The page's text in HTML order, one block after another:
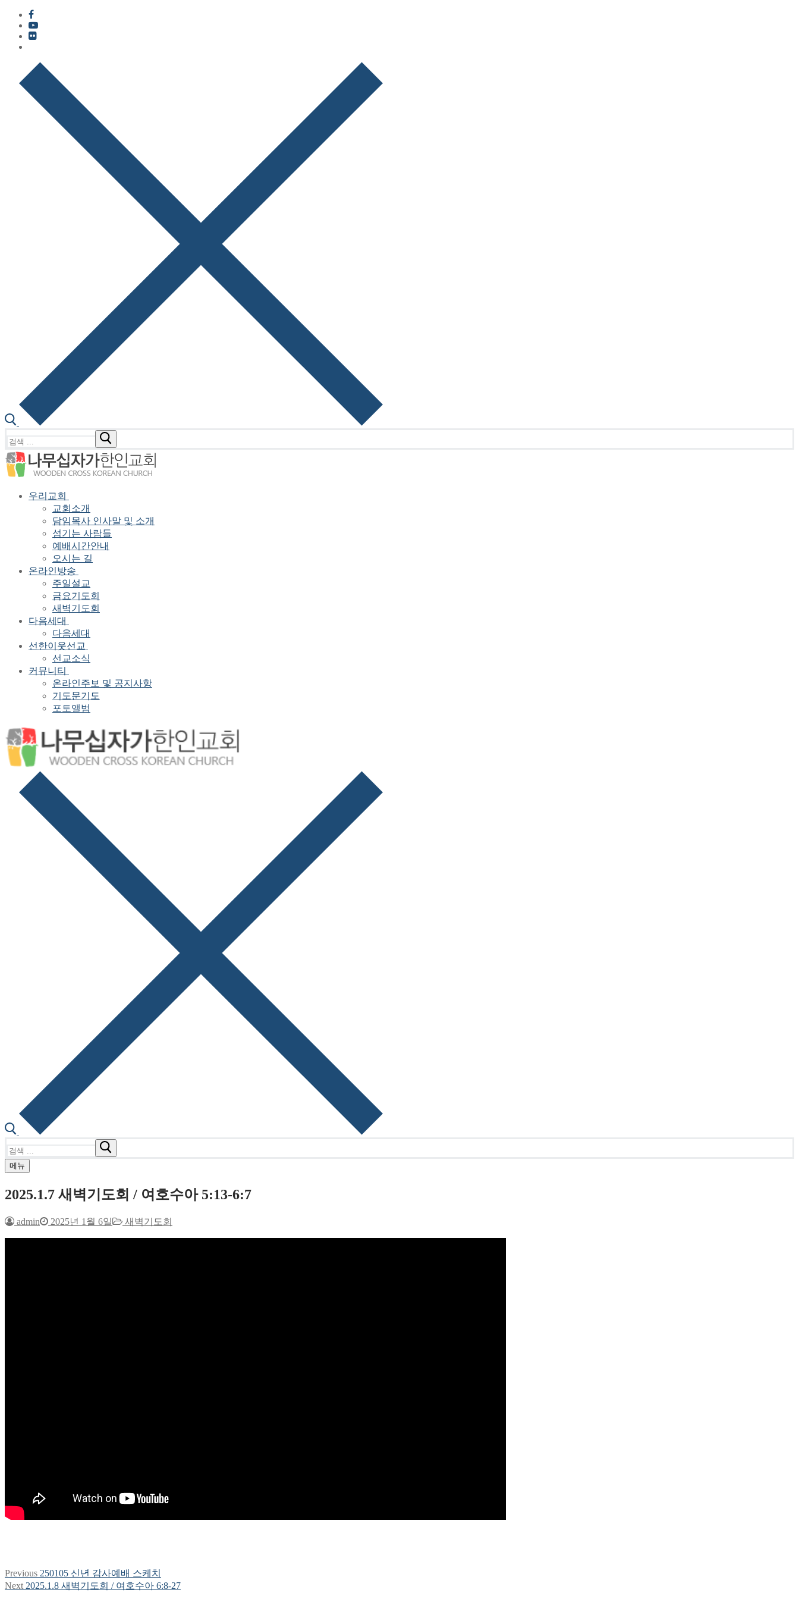
색
:
우리교회
교회소개
담임목사 인사말 및 소개
섬기는 사람들
예배시간안내
오시는 길
온라인방송
주일설교
금요기도회
새벽기도회
다음세대
다음세대
선한이웃선교
선교소식
커뮤니티
온라인주보 및 공지사항
기도문기도
포토앨범
색
메뉴
2025.1.7 새벽기도회 / 여호수아 5:13-6:7
admin 2025년 1월 6일 새벽기도회
글
Previous Previous
post:
250105 신년 감사예배 스케치
Next Next
2025.1.8 새벽기도회 / 여호수아 6:8-27